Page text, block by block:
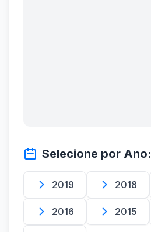
Selecione por Ano:
2019 2018
2016 2015